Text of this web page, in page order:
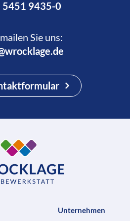
5451 9435-0
Sie uns:
Unternehmen